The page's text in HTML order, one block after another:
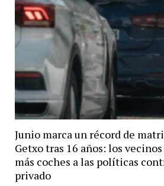
Junio marca un récord de
Getxo tras 16 años: los
más coches a las políticas
privado